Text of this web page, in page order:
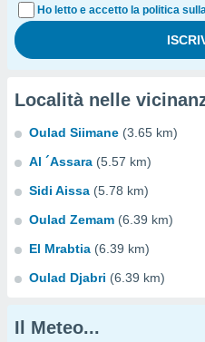
Ho letto e accetto la politica
Località nelle
Oulad Siimane (3.65 km)
Al ´Assara (5.57 km)
Sidi Aissa (5.78 km)
Oulad Zemam (6.39 km)
El Mrabtia (6.39 km)
Oulad Djabri (6.39 km)
Il Meteo...